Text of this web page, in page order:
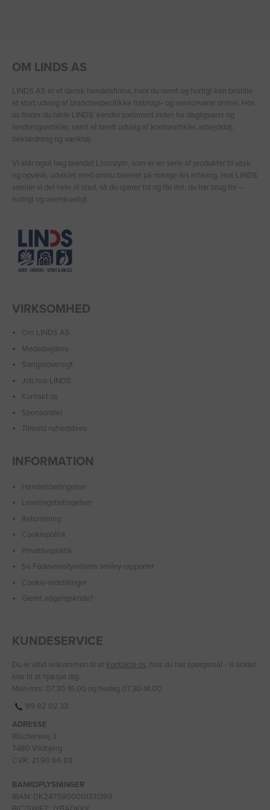
OM LINDS AS
LINDS AS er et dansk handelsfirma, hvor du nemt og hurtigt kan bestille
et stort udvalg af branchespecifikke forbrugs- og servicevarer online. Hos
os finder du både LINDS′ kendte sortiment inden for dagligvarer og
landbrugsartikler, samt et bredt udvalg af kontorartikler, arbejdstøj,
beklædning og værktøj.
Vi står også bag brandet Lincozym, som er en serie af produkter til vask
og opvask, udviklet med omhu baseret på mange års erfaring. Hos LINDS
samler vi det hele ét sted, så du sparer tid og får det, du har brug for –
hurtigt og overskueligt.
VIRKSOMHED
Om LINDS AS
Medarbejdere
Sælgeroversigt
Job hos LINDS
Kontakt os
Sponsorater
Tilmeld nyhedsbrev
INFORMATION
Handelsbetingelser
Leveringsbetingelser
Returnering
Cookiepolitik
Privatlivspolitik
Se Fødevarestyrelsens smiley-rapporter
Cookie-indstillinger
Glemt adgangskode?
KUNDESERVICE
Du er altid velkommen til at kontakte os, hvis du har spørgsmål - vi sidder
klar til at hjælpe dig.
Man-tors: 07.30-16.00 og fredag 07.30-14.00.
99 92 02 33
ADRESSE
Blüchersvej 3
7480 Vildbjerg
CVR: 21 90 66 89
BANKOPLYSNINGER
IBAN: DK2475900001331399